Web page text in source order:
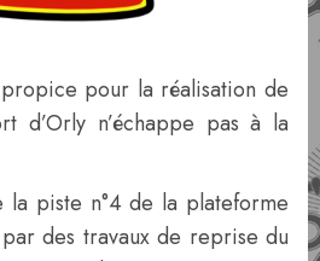
propice pour la réalisation de
d’Orly n’échappe pas à la
la piste n°4 de la plateforme
des travaux de reprise du